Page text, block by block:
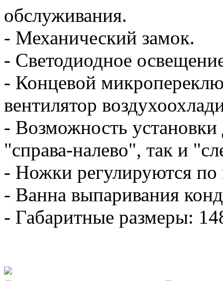
обслуживания.
- Механический замок.
- Светодиодное
- Концевой
вентилятор
- Возможность
"справа-налево", так и
- Ножки регулируются по
- Ванна выпаривания
- Габаритные размеры: